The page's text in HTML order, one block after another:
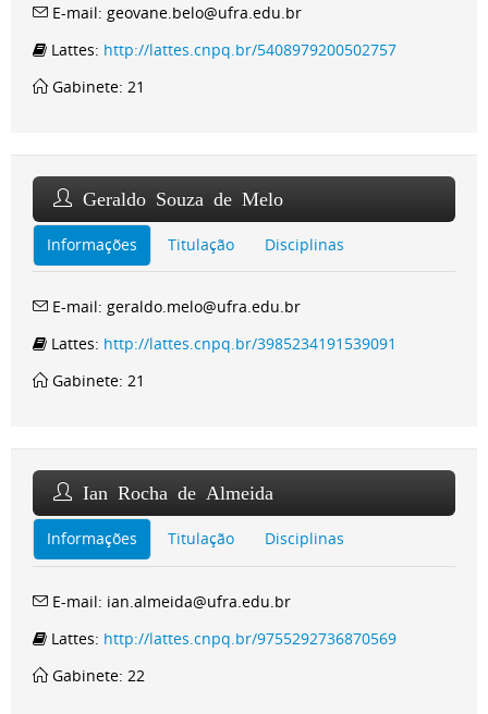
E-mail: geovane.belo@ufra.edu.br
Lattes: http://lattes.cnpq.br/5408979200502757
Gabinete: 21
Geraldo Souza de Melo
Informações Titulação Disciplinas
E-mail: geraldo.melo@ufra.edu.br
Lattes: http://lattes.cnpq.br/3985234191539091
Gabinete: 21
Ian Rocha de Almeida
Informações Titulação Disciplinas
E-mail: ian.almeida@ufra.edu.br
Lattes: http://lattes.cnpq.br/9755292736870569
Gabinete: 22